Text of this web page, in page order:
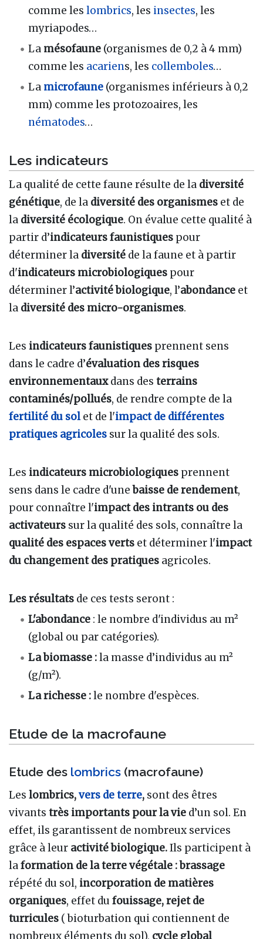
comme leslombrics, les insectes, les
myriapodes…
La mésofaune (organismes de 0,2 à 4 mm)
comme les acariens, les collemboles…
La microfaune (organismes inférieurs à 0,2
mm) comme les protozoaires, les
nématodes…
Les indicateurs
La qualité de cette faune résulte de la diversité
génétique, de la diversité des organismes et de
la diversité écologique. On évalue cette qualité à
partir d’indicateurs faunistiques pour
déterminer la diversité de la faune et à partir
d'indicateurs microbiologiques pour
déterminer l’activité biologique, l’abondance et
la diversité des micro-organismes.
Les indicateurs faunistiques prennent sens
dans le cadre d’évaluation des risques
environnementauxdans des terrains
contaminés/pollués, de rendre compte de la
fertilité du solet de l'impact de différentes
pratiques agricoles sur la qualité des sols.
Les indicateurs microbiologiques prennent
sens dans le cadre d'unebaisse de rendement,
pour connaître l'impact des intrants ou des
activateurs sur la qualité des sols, connaître la
qualité des espaces verts et déterminer l'impact
du changement des pratiques agricoles.
Les résultats de ces tests seront :
L'abondance : le nombre d'individus au m²
(global ou par catégories).
La biomasse :la masse d’individus au m²
(g/m²).
La richesse :le nombre d'espèces.
Etude de la macrofaune
Etude des lombrics (macrofaune)
Les lombrics,vers de terre, sont des êtres
vivants très importants pour la vie d’un sol. En
effet, ils garantissent de nombreux services
grâce à leur activité biologique.Ils participent à
laformation de la terre végétale : brassage
répété du sol, incorporation de matières
organiques, effet du fouissage, rejet de
turricules ( bioturbation qui contiennent de
nombreux éléments du sol), cycle global